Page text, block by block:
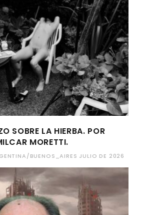
SOBRE LA HIERBA. POR
MORETTI.
BUENOS_AIRES JULIO DE 2026